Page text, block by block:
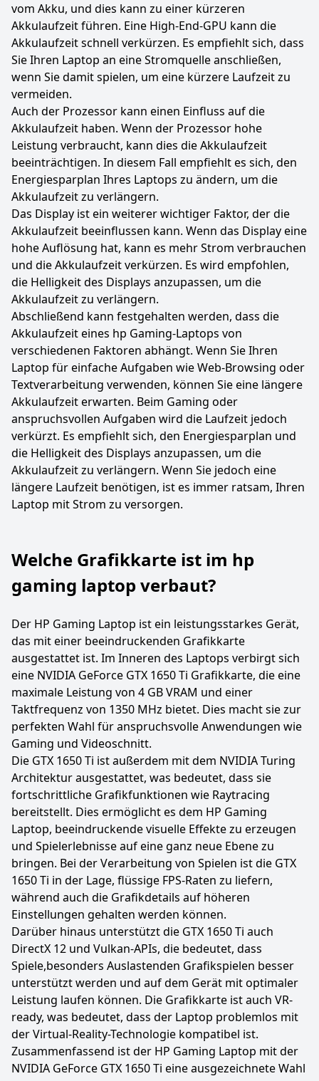
vom Akku, und dies kann zu einer kürzeren
Akkulaufzeit führen. Eine High-End-GPU kann die
Akkulaufzeit schnell verkürzen. Es empfiehlt sich, dass
Sie Ihren Laptop an eine Stromquelle anschließen,
wenn Sie damit spielen, um eine kürzere Laufzeit zu
vermeiden.
Auch der Prozessor kann einen Einfluss auf die
Akkulaufzeit haben. Wenn der Prozessor hohe
Leistung verbraucht, kann dies die Akkulaufzeit
beeinträchtigen. In diesem Fall empfiehlt es sich, den
Energiesparplan Ihres Laptops zu ändern, um die
Akkulaufzeit zu verlängern.
Das Display ist ein weiterer wichtiger Faktor, der die
Akkulaufzeit beeinflussen kann. Wenn das Display eine
hohe Auflösung hat, kann es mehr Strom verbrauchen
und die Akkulaufzeit verkürzen. Es wird empfohlen,
die Helligkeit des Displays anzupassen, um die
Akkulaufzeit zu verlängern.
Abschließend kann festgehalten werden, dass die
Akkulaufzeit eines hp Gaming-Laptops von
verschiedenen Faktoren abhängt. Wenn Sie Ihren
Laptop für einfache Aufgaben wie Web-Browsing oder
Textverarbeitung verwenden, können Sie eine längere
Akkulaufzeit erwarten. Beim Gaming oder
anspruchsvollen Aufgaben wird die Laufzeit jedoch
verkürzt. Es empfiehlt sich, den Energiesparplan und
die Helligkeit des Displays anzupassen, um die
Akkulaufzeit zu verlängern. Wenn Sie jedoch eine
längere Laufzeit benötigen, ist es immer ratsam, Ihren
Laptop mit Strom zu versorgen.
Welche Grafikkarte ist im hp
gaming laptop verbaut?
Der HP Gaming Laptop ist ein leistungsstarkes Gerät,
das mit einer beeindruckenden Grafikkarte
ausgestattet ist. Im Inneren des Laptops verbirgt sich
eine NVIDIA GeForce GTX 1650 Ti Grafikkarte, die eine
maximale Leistung von 4 GB VRAM und einer
Taktfrequenz von 1350 MHz bietet. Dies macht sie zur
perfekten Wahl für anspruchsvolle Anwendungen wie
Gaming und Videoschnitt.
Die GTX 1650 Ti ist außerdem mit dem NVIDIA Turing
Architektur ausgestattet, was bedeutet, dass sie
fortschrittliche Grafikfunktionen wie Raytracing
bereitstellt. Dies ermöglicht es dem HP Gaming
Laptop, beeindruckende visuelle Effekte zu erzeugen
und Spielerlebnisse auf eine ganz neue Ebene zu
bringen. Bei der Verarbeitung von Spielen ist die GTX
1650 Ti in der Lage, flüssige FPS-Raten zu liefern,
während auch die Grafikdetails auf höheren
Einstellungen gehalten werden können.
Darüber hinaus unterstützt die GTX 1650 Ti auch
DirectX 12 und Vulkan-APIs, die bedeutet, dass
Spiele,besonders Auslastenden Grafikspielen besser
unterstützt werden und auf dem Gerät mit optimaler
Leistung laufen können. Die Grafikkarte ist auch VR-
ready, was bedeutet, dass der Laptop problemlos mit
der Virtual-Reality-Technologie kompatibel ist.
Zusammenfassend ist der HP Gaming Laptop mit der
NVIDIA GeForce GTX 1650 Ti eine ausgezeichnete Wahl